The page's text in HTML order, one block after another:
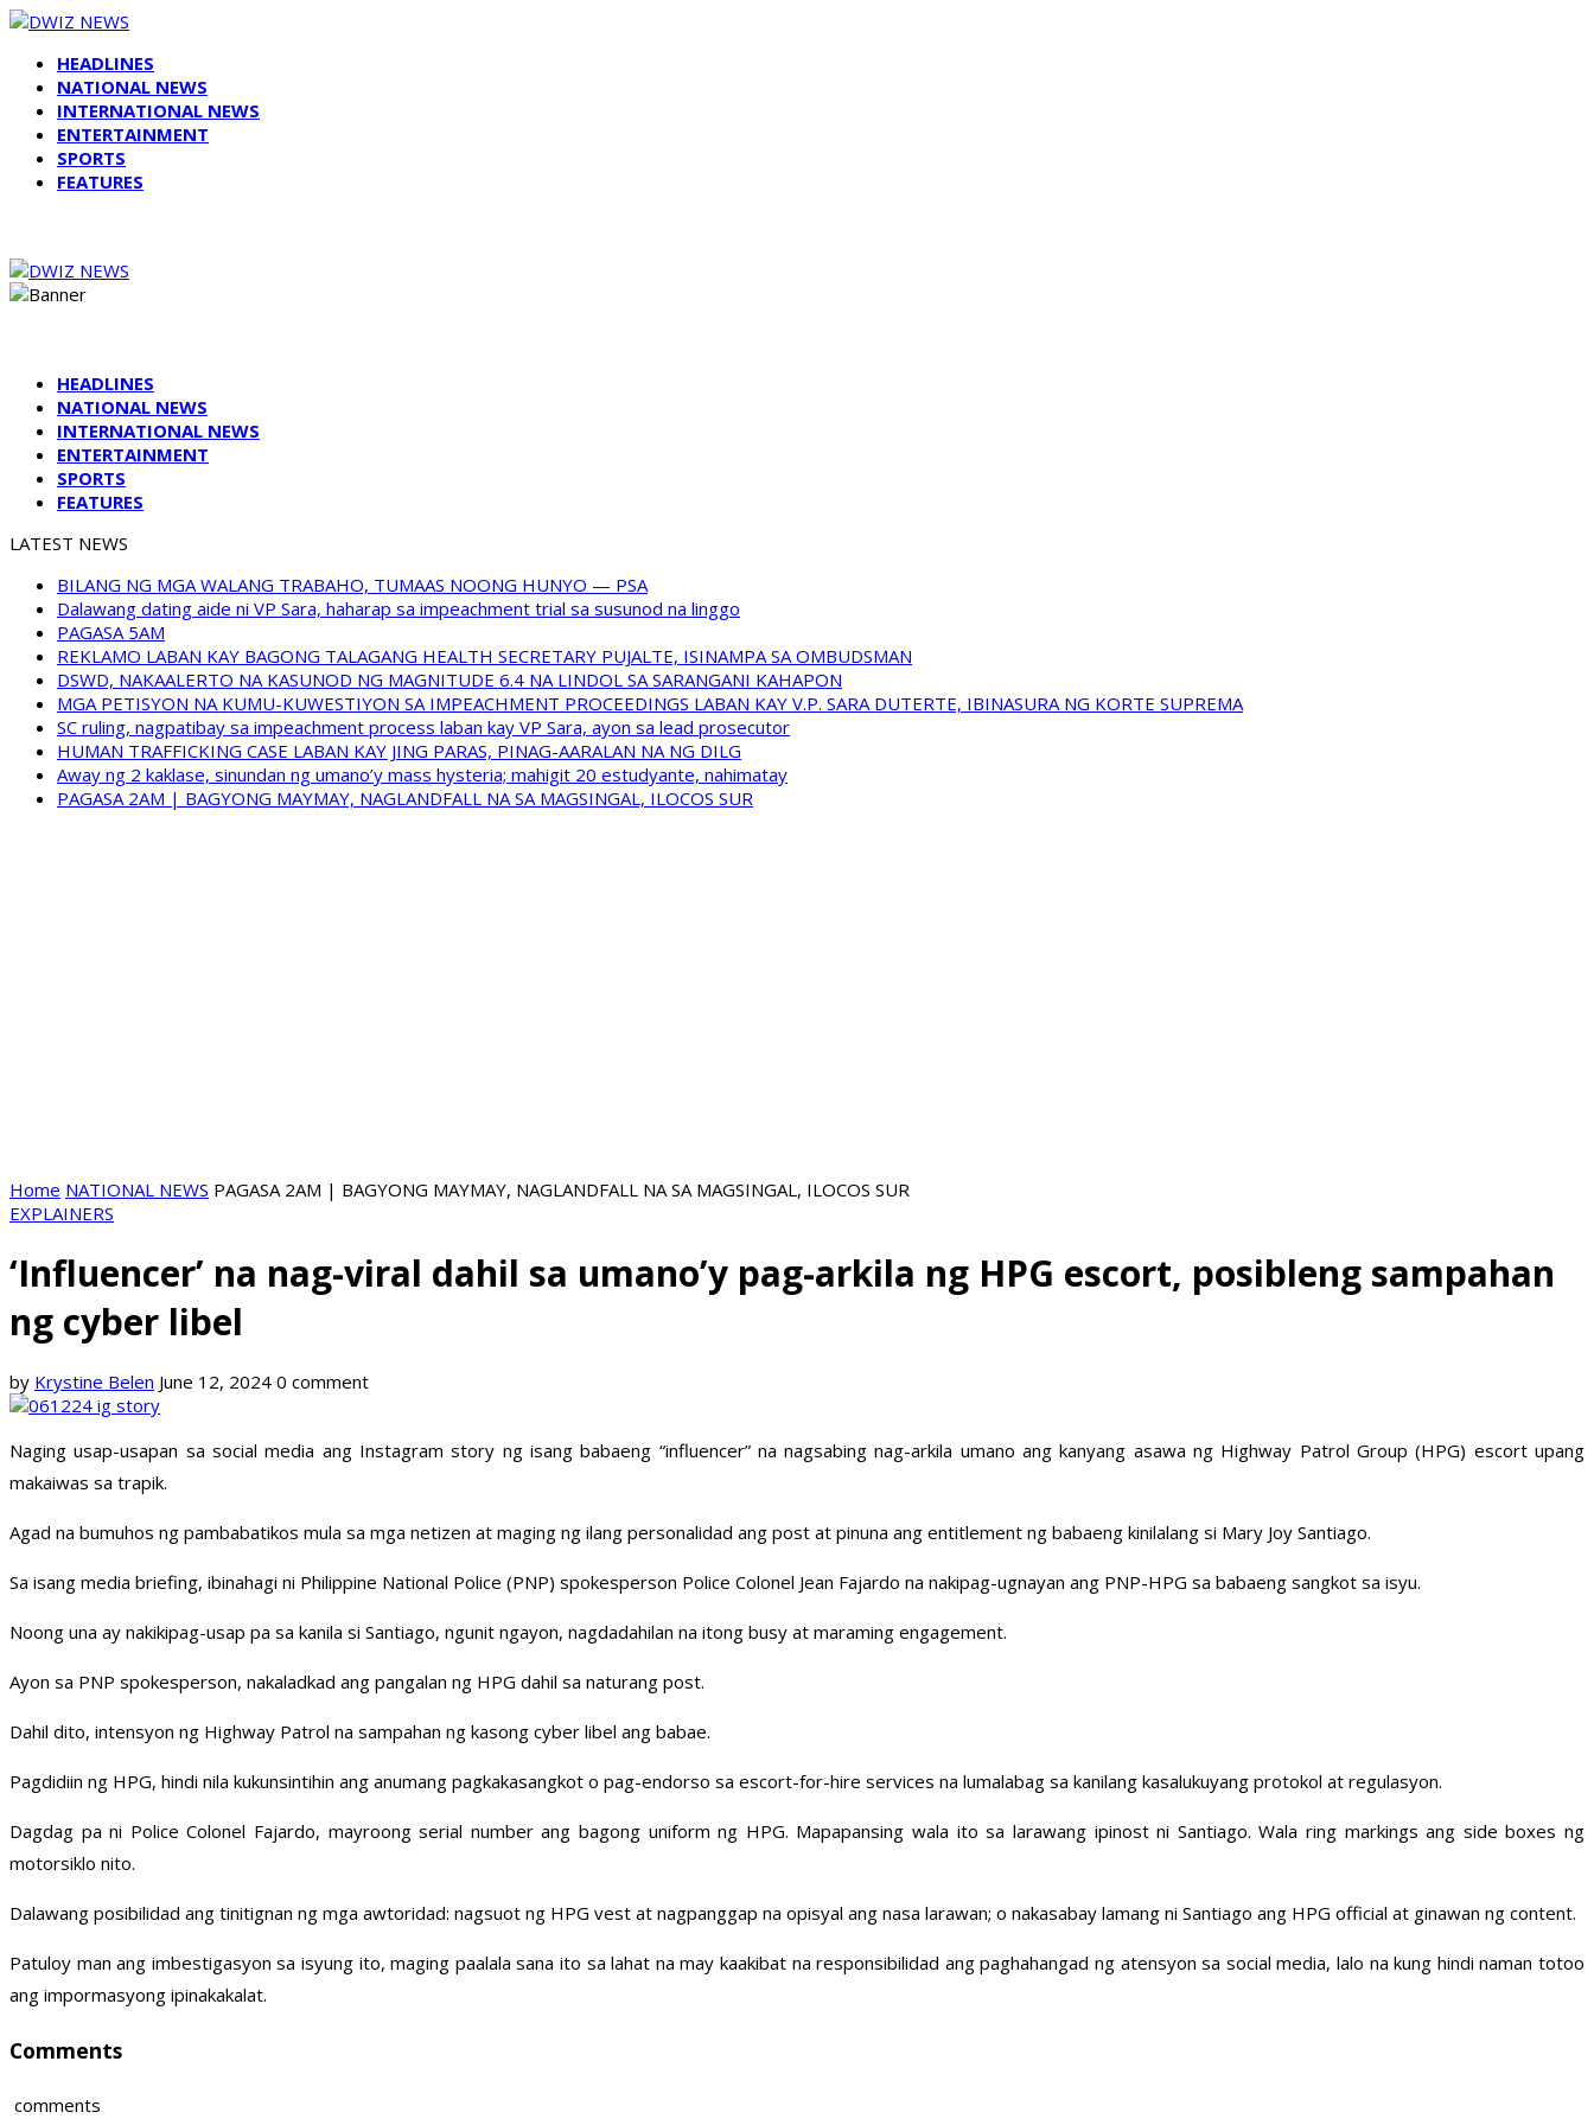
HEADLINES
NATIONAL NEWS
INTERNATIONAL NEWS
ENTERTAINMENT
SPORTS
FEATURES
HEADLINES
NATIONAL NEWS
INTERNATIONAL NEWS
ENTERTAINMENT
SPORTS
FEATURES
LATEST NEWS
BILANG NG MGA WALANG TRABAHO, TUMAAS NOONG HUNYO — PSA
Dalawang dating aide ni VP Sara, haharap sa impeachment trial sa susunod na linggo
PAGASA 5AM
REKLAMO LABAN KAY BAGONG TALAGANG HEALTH SECRETARY PUJALTE, ISINAMPA SA OMBUDSMAN
DSWD, NAKAALERTO NA KASUNOD NG MAGNITUDE 6.4 NA LINDOL SA SARANGANI KAHAPON
MGA PETISYON NA KUMU-KUWESTIYON SA IMPEACHMENT PROCEEDINGS LABAN KAY V.P. SARA DUTERTE, IBINASURA NG KORTE SUPREMA
SC ruling, nagpatibay sa impeachment process laban kay VP Sara, ayon sa lead prosecutor
HUMAN TRAFFICKING CASE LABAN KAY JING PARAS, PINAG-AARALAN NA NG DILG
Away ng 2 kaklase, sinundan ng umano’y mass hysteria; mahigit 20 estudyante, nahimatay
PAGASA 2AM | BAGYONG MAYMAY, NAGLANDFALL NA SA MAGSINGAL, ILOCOS SUR
Home NATIONAL NEWS PAGASA 2AM | BAGYONG MAYMAY, NAGLANDFALL NA SA MAGSINGAL, ILOCOS SUR
EXPLAINERS
‘Influencer’ na nag-viral dahil sa umano’y pag-arkila ng HPG escort, posibleng sampahan
ng cyber libel
by Krystine Belen June 12, 2024 0 comment
Naging usap-usapan sa social media ang Instagram story ng isang babaeng “influencer” na nagsabing nag-arkila umano ang kanyang asawa ng Highway Patrol Group (HPG) escort upang
makaiwas sa trapik.
Agad na bumuhos ng pambabatikos mula sa mga netizen at maging ng ilang personalidad ang post at pinuna ang entitlement ng babaeng kinilalang si Mary Joy Santiago.
Sa isang media briefing, ibinahagi ni Philippine National Police (PNP) spokesperson Police Colonel Jean Fajardo na nakipag-ugnayan ang PNP-HPG sa babaeng sangkot sa isyu.
Noong una ay nakikipag-usap pa sa kanila si Santiago, ngunit ngayon, nagdadahilan na itong busy at maraming engagement.
Ayon sa PNP spokesperson, nakaladkad ang pangalan ng HPG dahil sa naturang post.
Dahil dito, intensyon ng Highway Patrol na sampahan ng kasong cyber libel ang babae.
Pagdidiin ng HPG, hindi nila kukunsintihin ang anumang pagkakasangkot o pag-endorso sa escort-for-hire services na lumalabag sa kanilang kasalukuyang protokol at regulasyon.
Dagdag pa ni Police Colonel Fajardo, mayroong serial number ang bagong uniform ng HPG. Mapapansing wala ito sa larawang ipinost ni Santiago. Wala ring markings ang side boxes ng
motorsiklo nito.
Dalawang posibilidad ang tinitignan ng mga awtoridad: nagsuot ng HPG vest at nagpanggap na opisyal ang nasa larawan; o nakasabay lamang ni Santiago ang HPG official at ginawan ng content.
Patuloy man ang imbestigasyon sa isyung ito, maging paalala sana ito sa lahat na may kaakibat na responsibilidad ang paghahangad ng atensyon sa social media, lalo na kung hindi naman totoo
ang impormasyong ipinakakalat.
Comments
comments